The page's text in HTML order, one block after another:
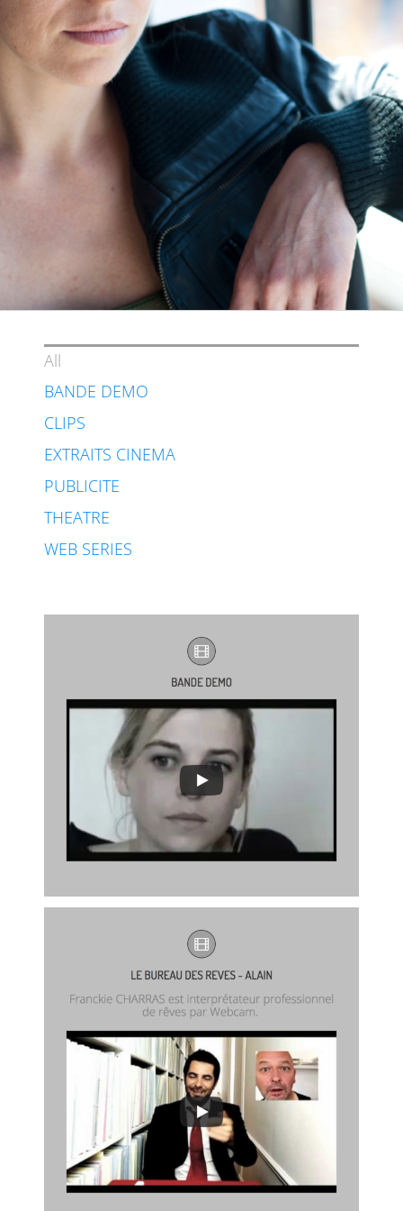
All
BANDE DEMO
CLIPS
EXTRAITS CINEMA
PUBLICITE
THEATRE
WEB SERIES